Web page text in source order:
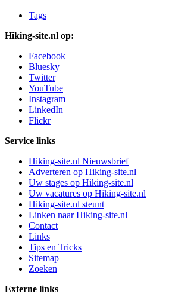
Tags
Hiking-site.nl op:
Facebook
Bluesky
Twitter
YouTube
Instagram
LinkedIn
Flickr
Service links
Hiking-site.nl Nieuwsbrief
Adverteren op Hiking-site.nl
Uw stages op Hiking-site.nl
Uw vacatures op Hiking-site.nl
Hiking-site.nl steunt
Linken naar Hiking-site.nl
Contact
Links
Tips en Tricks
Sitemap
Zoeken
Externe links